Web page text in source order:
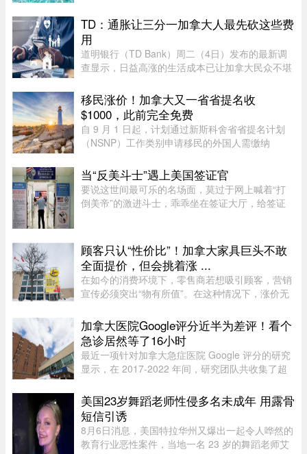
特利尔市增加游泳课名额，因为目前远远无法满足
需求。2025年6月，34岁的E ...
TD：通胀让三分一加拿大人最先砍这些费
用
道明银行（TD Bank）周二（4日）发布的最新调
查显示，日益高涨的生活成本已让加拿大民众不堪
Global News报道，道明保险（TD Insurance）的
数据指出，33%的加拿大民众为了节 ...
移民涨价！加拿大又一省省提名收
$1000，此前完全免费
自 9 月 1 日起，计划通过新斯科舍省省提名计划
（NSNP）工作类别申请移民的外国人需缴纳
$2,000 的申请费，同样从 9 月 1 日起实施。新斯
科舍省政府于 2026 年 8 月 6 日 ...
当“反美斗士”遇上美国签证官
要说这世间最可乐的名场面，莫过于网上喊着“打
倒美帝”的激进斗士，乖乖坐在签证大厅，给签证
美狠话少了许多，火药味也 ...
顾客只认“性价比”！加拿大家具巨头不敢
全面提价，但会挑着涨 ...
在如今的消费环境下，零售商若想吸引顾客，营销
宣传必须突出“物有所值”。在这种情况下，涨价无
持续挤压利润空间，Leon’s Furniture Ltd.（LNF-
T）的管理层表示，公 ...
加拿大医院Google评分近半为差评！看个
急诊居然等了16小时
最近一项针对加拿大急症医院 Google 评分的研究
显示，在 2017-2022 年间，研究团队共收集了超
深入分析。数据显示，47.9% 的评论为负面，远高
于正面（32.3%）和中立（ ...
美国23岁舞蹈老师性侵多名未成年 用露骨
短信引诱
8月6日消息，美国特拉华州又爆出一起令人哗然的
教育行业恶性案件，当地一名 23 岁的舞蹈老师艾